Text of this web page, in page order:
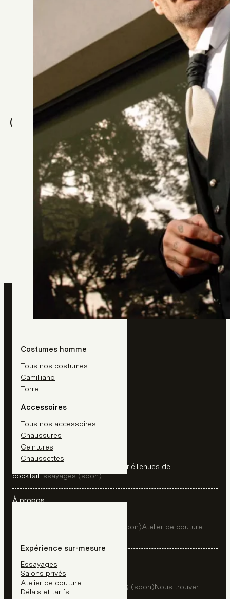
Costumes homme
Tous nos costumes
Camilliano
Torre
Accessoires
Tous nos accessoires
Chaussures
Ceintures
Chaussettes
Expérience sur-mesure
Essayages
Salons privés
Atelier de couture
Délais et tarifs
C nsultés écemment
ROBE MARISA
Alberto Palatchi
ROBE 2600
Jesus Peiro
ROBE 2608
ROBE 2614
Jesus Peiro
Mardi et Mercredi :
10h - 13h / 14h - 18h30
Jeudi :
Fermé
Vendredi :
10h - 13h / 14h - 18h30
10h - 13h / 14h - 19h
Fermé
Boutique
Costumes de mariéTenues de
cocktailEssayages (soon)
À propos
Salons privés (soon)Atelier de couture
Explorer
Le lieu (soon)Archives (soon) FAQ (soon)Nous trouver
(soon)Nous contacter